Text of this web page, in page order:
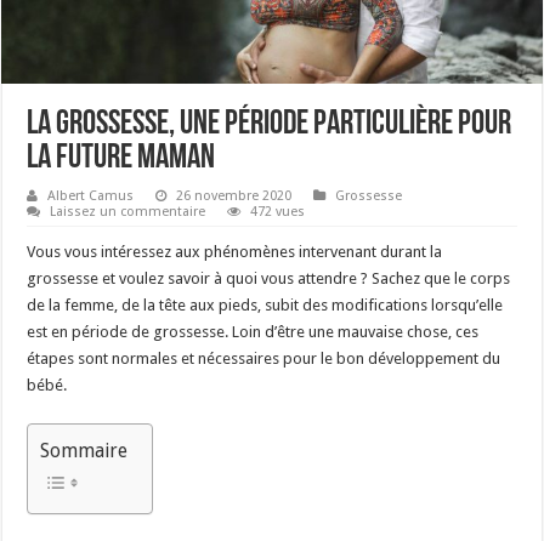
La grossesse, une période particulière pour
la future maman
Albert Camus 26 novembre 2020
Grossesse
Laissez un commentaire
472 vues
Vous vous intéressez aux phénomènes intervenant durant la
grossesse et voulez savoir à quoi vous attendre ? Sachez que le corps
de la femme, de la tête aux pieds, subit des modifications lorsqu’elle
est en période de grossesse. Loin d’être une mauvaise chose, ces
étapes sont normales et nécessaires pour le bon développement du
bébé.
Sommaire